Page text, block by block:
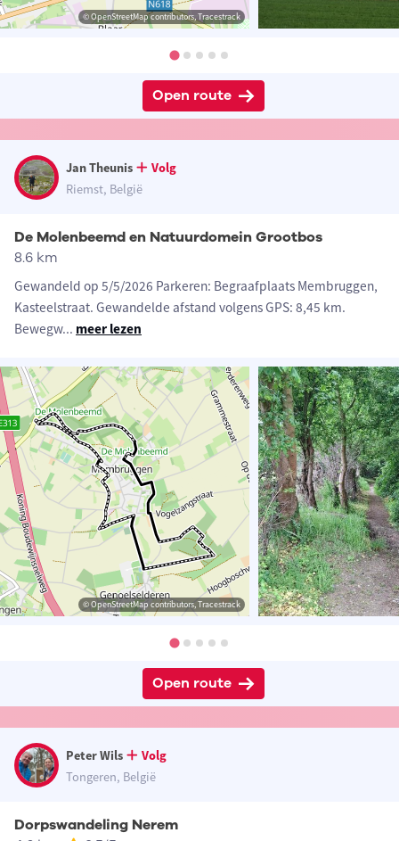
© OpenStreetMap contributors, Tracestrack
Open route
Jan Theunis
Volg
Riemst, België
De Molenbeemd en Natuurdomein Grootbos
8.6 km
Gewandeld op 5/5/2026 Parkeren: Begraafplaats Membruggen,
Kasteelstraat. Gewandelde afstand volgens GPS: 8,45 km.
Bewegw... meer lezen
© OpenStreetMap contributors, Tracestrack
Open route
Peter Wils
Volg
Tongeren, België
Dorpswandeling Nerem